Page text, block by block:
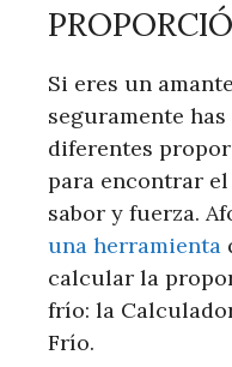
Si eres un
seguramente
diferentes
para encontrar
sabor y fuerza.
una herramienta
calcular la
frío: la
Frío.